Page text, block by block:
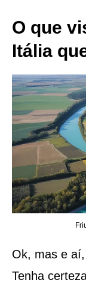
O que
Itália
Ok, mas e
Tenha